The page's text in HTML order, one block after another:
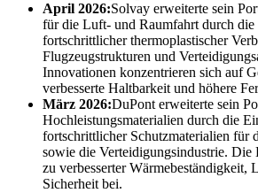
April 2026:Solvay erweiterte sein
für die Luft- und Raumfahrt durch
fortschrittlicher thermoplastischer
Flugzeugstrukturen und
Innovationen konzentrieren sich auf
verbesserte Haltbarkeit und höhere
März 2026:DuPont erweiterte sein
Hochleistungsmaterialien durch die
fortschrittlicher Schutzmaterialien für
sowie die Verteidigungsindustrie. Die
zu verbesserter Wärmebeständigkeit,
Sicherheit bei.